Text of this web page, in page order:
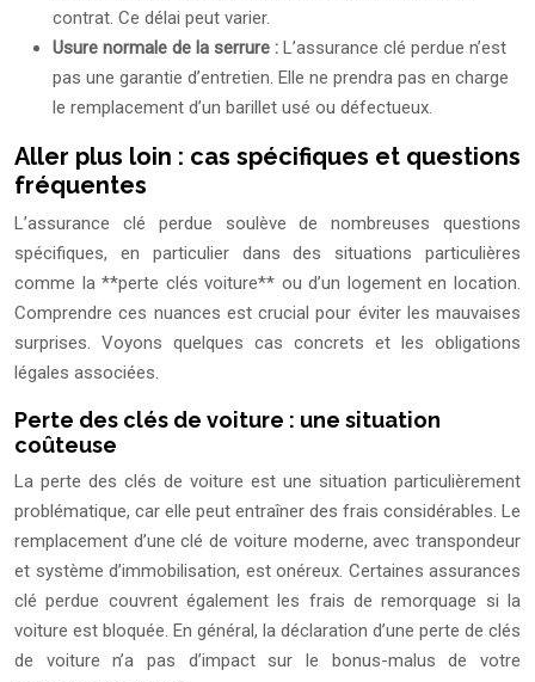
contrat. Ce délai peut varier.
Usure normale de la serrure : L’assurance clé perdue n’est
pas une garantie d’entretien. Elle ne prendra pas en charge
le remplacement d’un barillet usé ou défectueux.
Aller plus loin : cas spécifiques et questions
fréquentes
L’assurance clé perdue soulève de nombreuses questions
spécifiques, en particulier dans des situations particulières
comme la **perte clés voiture** ou d’un logement en location.
Comprendre ces nuances est crucial pour éviter les mauvaises
surprises. Voyons quelques cas concrets et les obligations
légales associées.
Perte des clés de voiture : une situation
coûteuse
La perte des clés de voiture est une situation particulièrement
problématique, car elle peut entraîner des frais considérables. Le
remplacement d’une clé de voiture moderne, avec transpondeur
et système d’immobilisation, est onéreux. Certaines assurances
clé perdue couvrent également les frais de remorquage si la
voiture est bloquée. En général, la déclaration d’une perte de clés
de voiture n’a pas d’impact sur le bonus-malus de votre